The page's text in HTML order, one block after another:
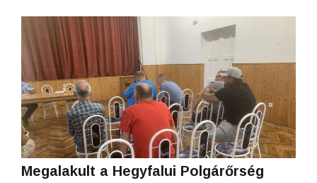
Megalakult a Hegyfalui Polgárőrség